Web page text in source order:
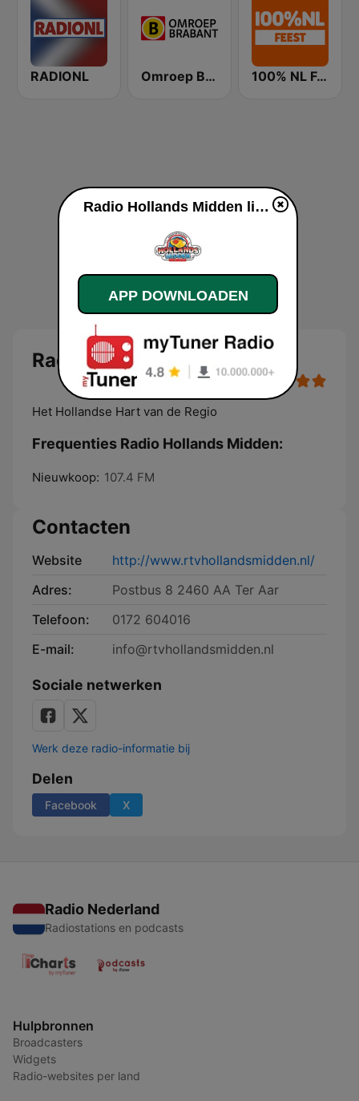
RADIONL Omroep Brabant 100% NL Feest
Radio Hollands Midden
Het Hollandse Hart van de Regio
Frequenties Radio Hollands Midden:
Nieuwkoop: 107.4 FM
Contacten
Website
http://www.rtvhollandsmidden.nl/
Adres:
Postbus 8 2460 AA Ter Aar
Telefoon:
0172 604016
E-mail:
info@rtvhollandsmidden.nl
Sociale netwerken
Werk deze radio-informatie bij
Delen
Facebook X
Radio Nederland
Radiostations en podcasts
Hulpbronnen
Broadcasters
Widgets
Radio-websites per land
Radio Hollands Midden live luisteren
APP DOWNLOADEN